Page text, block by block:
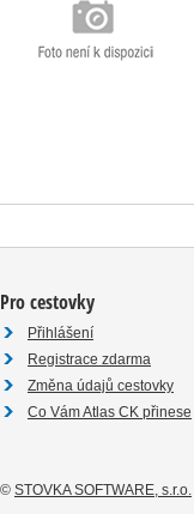
Pro cestovky
Přihlášení
Registrace zdarma
Změna údajů cestovky
Co Vám Atlas CK přinese
© STOVKA SOFTWARE, s.r.o.